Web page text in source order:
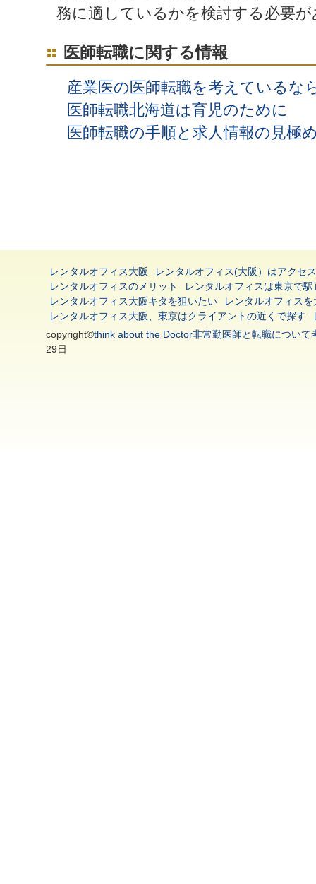
務に適しているかを検討する必要
医師転職に関する情報
産業医の医師転職を考えているな
医師転職北海道は育児のために
医師転職の手順と求人情報の見極
レンタルオフィス大阪
レンタルオフィス(大阪）はアクセ
レンタルオフィスのメリット
レンタルオフィスは東京で駅
レンタルオフィス大阪キタを狙いたい
レンタルオフィス
レンタルオフィス大阪、東京はクライアントの近くで探す
copyright©think about the Doctor非常勤医師と転職について
29日